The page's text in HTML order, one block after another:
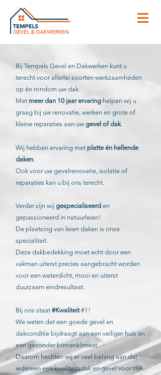
Bij Tempels Gevel en Dakwerken kunt u
terecht voor allerlei soorten werkzaamheden
op én rondom uw dak.
Met meer dan 10 jaar ervaring helpen wij u
graag bij uw renovatie, werken en grote of
kleine reparaties aan uw gevel of dak.
Wij hebben ervaring met platte én hellende
daken.
Ook voor uw gevelrenovatie, isolatie of
reparaties kan u bij ons terecht.
Verder zijn wij gespecialiseerd en
gepassioneerd in natuurleien!
De plaatsing van leien daken is onze
specialiteit.
Deze dakbedekking moet echt door een
vakman uiterst precies aangebracht worden
voor een waterdicht, mooi en uiterst
duurzaam eindresultaat.
Bij ons staat #Kwaliteit#1!
We weten dat een goede gevel en
dakconditie bijdraagt ​​aan een veiliger huis en
een gezonder binnenklimaat.
Daarom hechten wij er veel belang aan dat
iedereeneen kwaliteitsdak en gevel voor zijn